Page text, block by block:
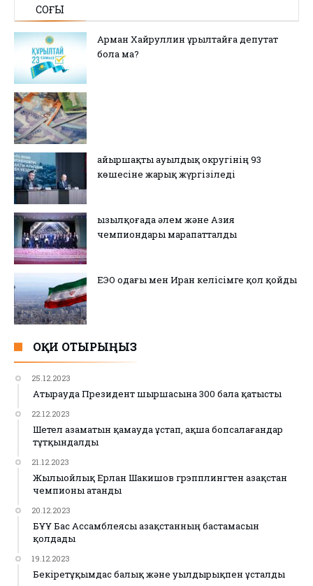
СОҢҒЫ
Арман Хайруллин Құрылтайға депутат
бола ма?
Қайыршақты ауылдық округінің 93
көшесіне жарық жүргізіледі
Қызылқоғада әлем және Азия
чемпиондары марапатталды
ЕЭО одағы мен Иран келісімге қол қойды
ОҚИ ОТЫРЫҢЫЗ
25.12.2023
Атырауда Президент шыршасына 300 бала қатысты
22.12.2023
Шетел азаматын қамауда ұстап, ақша бопсалағандар
тұтқындалды
21.12.2023
Жылыойлық Ерлан Шакишов грэпплингтен Қазақстан
чемпионы атанды
20.12.2023
БҰҰ Бас Ассамблеясы Қазақстанның бастамасын
қолдады
19.12.2023
Бекіретұқымдас балық және уылдырықпен ұсталды